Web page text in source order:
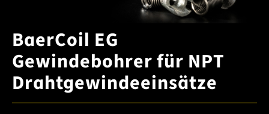
BaerCoil EG
Gewindebohrer für NPT
Drahtgewindeeinsätze